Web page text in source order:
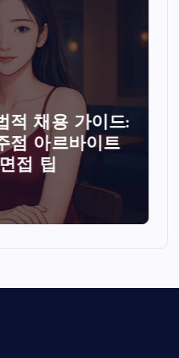
적 채용 가이드:
점 아르바이트
접 팁